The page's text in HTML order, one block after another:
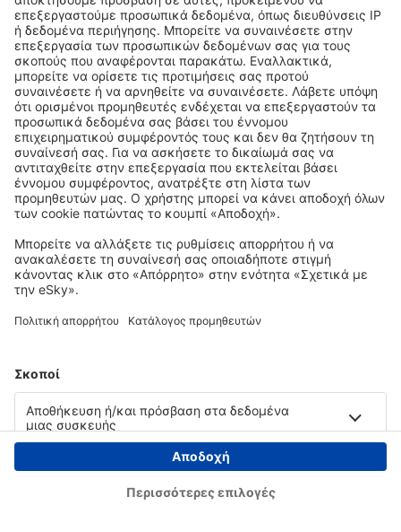
Προσπαθήστε να κάνετε αναζήτηση με διαφορετικά κριτήρια
Copyright © eSky.gr. Με την επιφύλαξη παντός νομίμου δικαιώματος.